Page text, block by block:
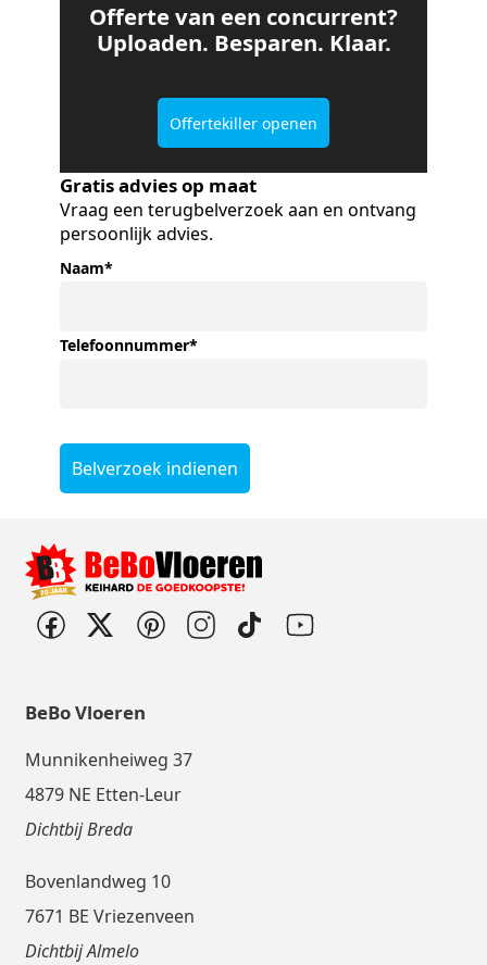
Offerte van een concurrent?
Uploaden. Besparen. Klaar.
Offertekiller openen
Gratis advies op maat
Vraag een terugbelverzoek aan en ontvang
persoonlijk advies.
Naam*
Telefoonnummer*
Belverzoek indienen
BeBo Vloeren
Munnikenheiweg 37
4879 NE Etten-Leur
Dichtbij Breda
Bovenlandweg 10
7671 BE Vriezenveen
Dichtbij Almelo